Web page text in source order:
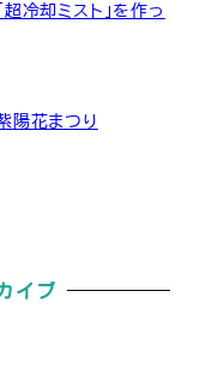
冷却ミスト」を作っ
陽花まつり
イブ